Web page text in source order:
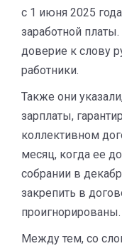
с 1 июня 2025
заработной
доверие к слову
работники.
Также они
зарплаты,
коллективном
месяц, когда ее
собрании в
закрепить в
проигнорированы.
Между тем, со